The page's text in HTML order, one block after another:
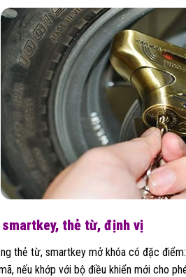
thẻ từ, định vị
thẻ từ, smartkey mở khóa có đặc
nếu khớp với bộ điều khiển mới cho